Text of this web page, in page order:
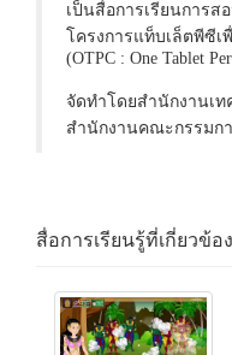
เป็นสื่อการเรียนการส
โครงการแท็บเล็ตพีซีเ
(OTPC : One Tablet
จัดทำโดยสำนักงานเท
สำนักงานคณะกรรมก
สื่อการเรียนรู้ที่เกี่ยวข้อง